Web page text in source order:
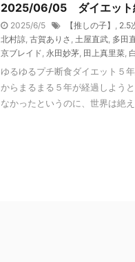
2025/06/05 ダイエット
2025/6/5 【推しの子】 , 2.5
北村諒, 古賀ありさ , 土屋直武, 多田
京ブレイド, 永田妙茅, 田上真里菜,
ゆるゆるプチ断食ダイエット５
からまるまる５年が経過しよう
なかったというのに、世界は絶